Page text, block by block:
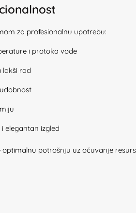
za profesionalnu upotrebu:
i protoka vode
lakši rad
elegantan izgled
potrošnju uz očuvanje